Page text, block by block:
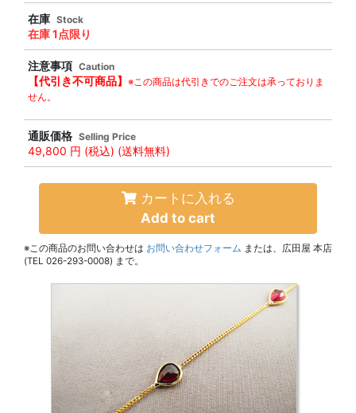
在庫 Stock
在庫 1点限り
注意事項 Caution
【代引き不可商品】
※この商品は代引きでのご注文は承っておりま
せん。
通販価格 Selling Price
49,800 円 (税込) (送料無料)
カートに入れる
Add to cart
※この商品のお問い合わせは お問い合わせフォーム または、広田屋 本店
(TEL 026-293-0008) まで。